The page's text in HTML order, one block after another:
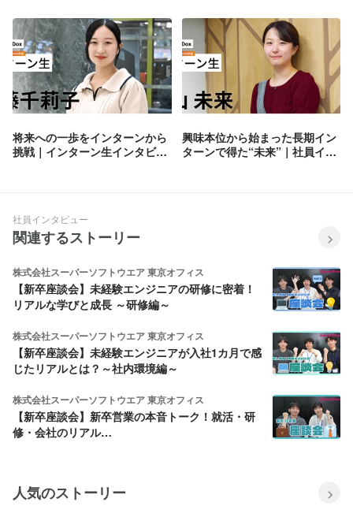
将来への一歩をインターンから
挑戦｜インターン生インタビュ
興味本位から始まった長期イン
ターンで得た“未来”｜社員イン
社員インタビュー
関連するストーリー
株式会社スーパーソフトウエア 東京オフィス
【新卒座談会】未経験エンジニアの研修に密着！
リアルな学びと成長 ～研修編～
株式会社スーパーソフトウエア 東京オフィス
【新卒座談会】未経験エンジニアが入社1カ月で感
じたリアルとは？～社内環境編～
株式会社スーパーソフトウエア 東京オフィス
【新卒座談会】新卒営業の本音トーク！就活・研
修・会社のリアル…
人気のストーリー